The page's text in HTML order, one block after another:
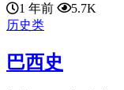
1 年前
5.7K
历史类
巴西史